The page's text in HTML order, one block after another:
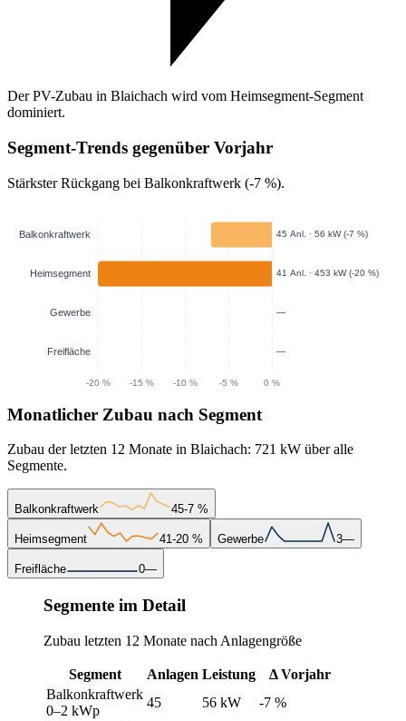
Der PV-Zubau in Blaichach wird vom Heimsegment-Segment
dominiert.
Segment-Trends gegenüber Vorjahr
Stärkster Rückgang bei Balkonkraftwerk (-7 %).
Monatlicher Zubau nach Segment
Zubau der letzten 12 Monate in Blaichach: 721 kW über alle
Segmente.
Balkonkraftwerk 45-7 %
Heimsegment 41-20 % Gewerbe 3—
Freifläche 0—
Segmente im Detail
Zubau letzten 12 Monate nach Anlagengröße
Segment Anlagen Leistung
Δ Vorjahr
Balkonkraftwerk
0–2 kWp
45 56 kW
-7 %